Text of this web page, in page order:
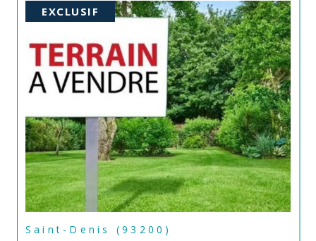
EXCLUSIF
Saint-Denis (93200)